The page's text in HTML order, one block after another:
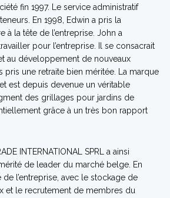
fin 1997. Le service administratif
En 1998, Edwin a pris la
à la tête de l’entreprise. John a
pour l’entreprise. Il se consacrait
au développement de nouveaux
pris une retraite bien méritée. La marque
est depuis devenue un véritable
des grillages pour jardins de
grâce à un très bon rapport
INTERNATIONAL SPRL a ainsi
de leader du marché belge. En
l’entreprise, avec le stockage de
et le recrutement de membres du